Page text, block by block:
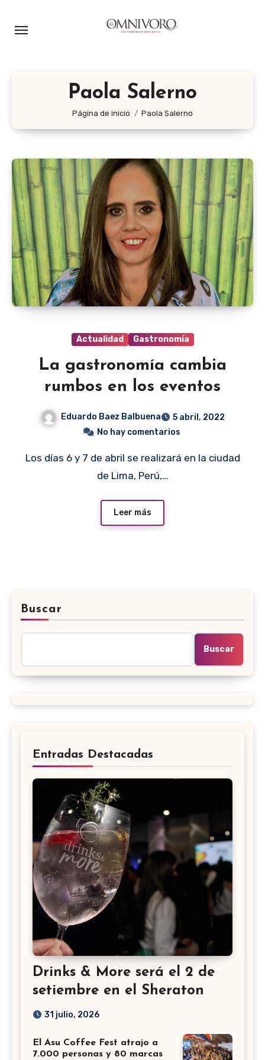
Paola Salerno
Página de inicio Paola Salerno
Actualidad Gastronomía
La gastronomía cambia
rumbos en los eventos
Eduardo Baez Balbuena
5 abril, 2022
No hay comentarios
Los días 6 y 7 de abril se realizará en la ciudad
de Lima, Perú,…
Leer más
Buscar
Buscar
Entradas Destacadas
Drinks & More será el 2 de
setiembre en el Sheraton
31 julio, 2026
El Asu Coffee Fest atrajo a
7.000 personas y 80 marcas